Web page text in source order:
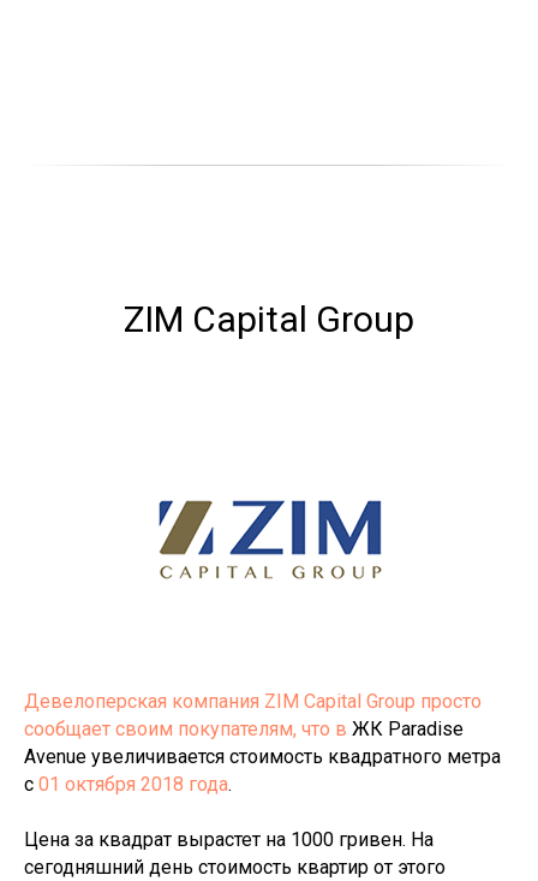
ZIM Capital Group
Девелоперская компания ZIM Capital Group просто
сообщает своим покупателям, что в ЖК Paradise
Avenue увеличивается стоимость квадратного метра
с 01 октября 2018 года.
Цена за квадрат вырастет на 1000 гривен. На
сегодняшний день стоимость квартир от этого